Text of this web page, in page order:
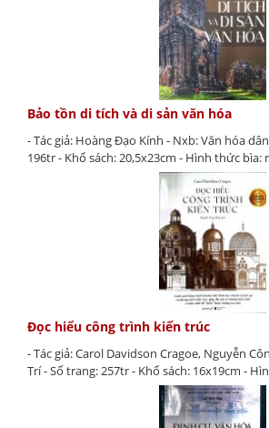
Bảo tồn di tích và di sản văn hóa
- Tác giả: Hoàng Đạo Kính - Nxb: Văn hóa
196tr - Khổ sách: 20,5x23cm - Hình thức bìa:
Đọc hiểu công trình kiến trúc
- Tác giả: Carol Davidson Cragoe, Nguyễn
Trí - Số trang: 257tr - Khổ sách: 16x19cm -